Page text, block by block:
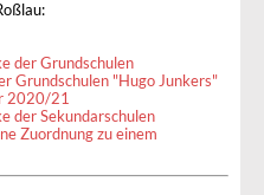
der Grundschulen
Grundschulen "Hugo Junkers"
2020/21
der Sekundarschulen
Zuordnung zu einem